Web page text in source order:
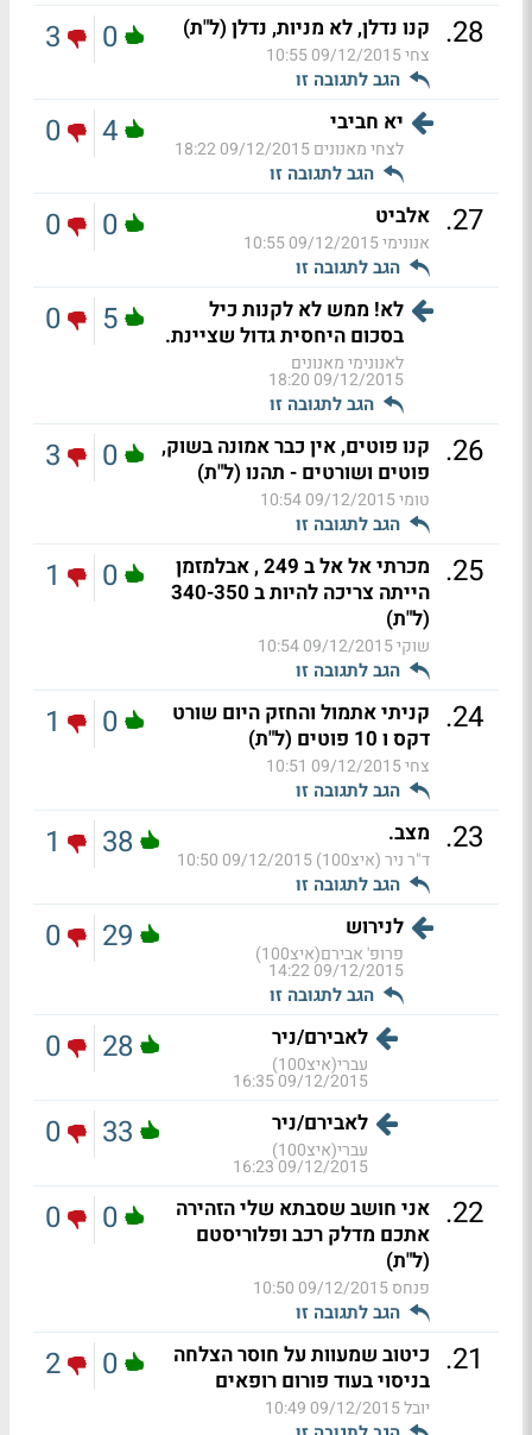
28
. קנו נדלן, לא מניות, נדלן (ל"ת)
צחי09/12/2015 10:55
הגב לתגובה זו
0
3
יא חביבי
לצחי מאנונים09/12/2015 18:22
הגב לתגובה זו
4
0
27
. אלביט
אנונימי09/12/2015 10:55
הגב לתגובה זו
0
0
לא! ממש לא לקנות כיל
בסכום היחסית גדול שציינת.
לאנונימי מאנונים
09/12/2015 18:20
הגב לתגובה זו
5
0
26
. קנו פוטים, אין כבר אמונה בשוק,
פוטים ושורטים - תהנו (ל"ת)
טומי09/12/2015 10:54
הגב לתגובה זו
0
3
25
.
מכרתי אל אל ב 249 , אבלמזמן
הייתה צריכה להיות ב 340-350
(ל"ת)
שוקי09/12/2015 10:54
הגב לתגובה זו
0
1
24
. קניתי אתמול והחזק היום שורט
דקס ו 10 פוטים (ל"ת)
צחי09/12/2015 10:51
הגב לתגובה זו
0
1
23
. מצב.
ד"ר ניר (איצ100) 09/12/2015 10:50
הגב לתגובה זו
38
1
לנירוש
פרופ' אבירם(איצ100)
09/12/2015 14:22
הגב לתגובה זו
29
0
לאבירם/ניר
עברי(איצ100)
09/12/2015 16:35
28
0
לאבירם/ניר
עברי(איצ100)
09/12/2015 16:23
33
0
22
. אני חושב שסבתא שלי הזהירה
אתכם מדלק רכב ופלוריסטם
(ל"ת)
פנחס09/12/2015 10:50
הגב לתגובה זו
0
0
21
. כיטוב שמעוות על חוסר הצלחה
בניסוי בעוד פורום רופאים
יובל09/12/2015 10:49
0
2